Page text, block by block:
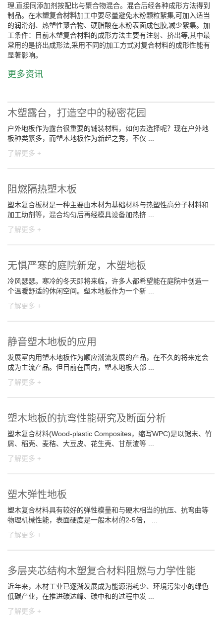
理‚直接同添加剂按配比与聚合物混合。混合后经各种成形方法得到
制品。在木塑复合材料加工中要尽量避免木粉颗粒絮集‚可加入适当
的润滑剂、热塑性聚合物、硬脂酸在木粉表面成包胶‚减少絮集。加
工条件：目前木塑复合材料的成形方法主要有注射、挤出等‚其中最
常用的是挤出成形法‚采用不同的加工方式对复合材料的成形性能有
显著影响。
更多资讯
木塑露台，打造空中的秘密花园
户外地板作为露台很重要的铺装材料，如何去选择呢？现在户外地
板种类繁多，而塑木地板作为新起之秀，不仅 ...
了解更多 +
阻燃隔热塑木板
塑木复合板材是一种主要由木材为基础材料与热塑性高分子材料和
加工助剂等，混合均匀后再经模具设备加热挤 ...
了解更多 +
无惧严寒的庭院新宠，木塑地板
冷风瑟瑟。寒冷的冬天即将来临，许多人都希望能在庭院中创造一
个温暖舒适的休闲空间。塑木地板作为一个新 ...
了解更多 +
静音塑木地板的应用
发展室内用塑木地板作为顺应潮流发展的产品，在不久的将来定会
成为主流产品。但目前在国内，塑木地板大部 ...
了解更多 +
塑木地板的抗弯性能研究及断面分析
塑木复合材料(Wood-plastic Composites，缩写WPC)是以锯末、竹
屑、稻壳、麦秸、大豆皮、花生壳、甘蔗渣等 ...
了解更多 +
塑木弹性地板
塑木复合材料具有较好的弹性模量和与硬木相当的抗压、抗弯曲等
物理机械性能，表面硬度是一般木材的2-5倍， ...
了解更多 +
多层夹芯结构木塑复合材料阻燃与力学性能
近年来，木材工业已逐渐发展成为能源消耗少、环境污染小的绿色
低碳产业，在推进碳达峰、碳中和的过程中发 ...
了解更多 +